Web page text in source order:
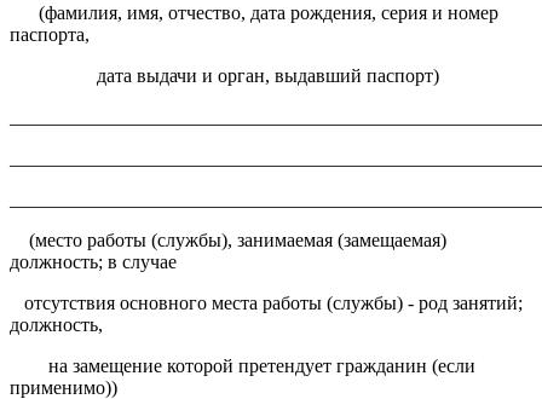
(фамилия, имя, отчество, дата рождения, серия и номер
паспорта,
дата выдачи и орган, выдавший паспорт)
(место работы (службы), занимаемая (замещаемая)
должность; в случае
отсутствия основного места работы (службы) - род занятий;
должность,
на замещение которой претендует гражданин (если
применимо))